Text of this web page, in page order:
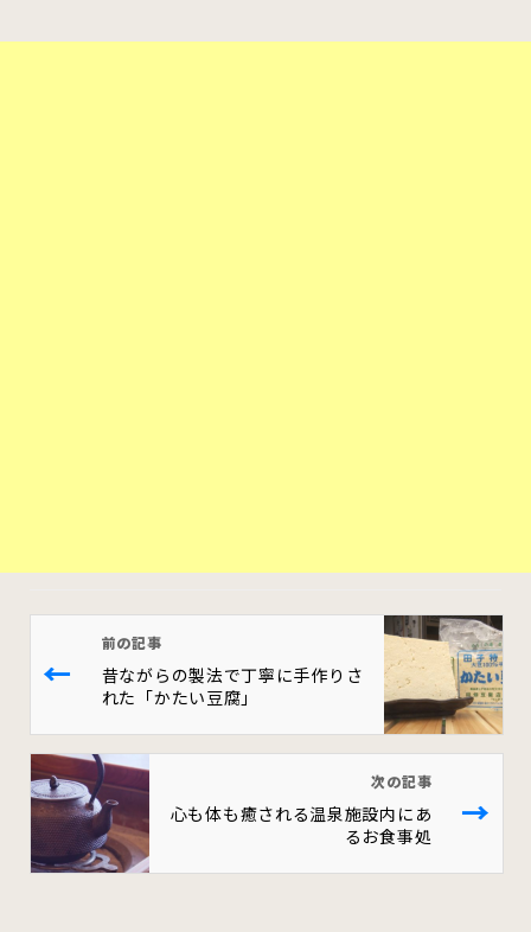
←
前の記事
昔ながらの製法で丁寧に手作りさ
れた「かたい豆腐」
次の記事
心も体も癒される温泉施設内にあ
るお食事処
→